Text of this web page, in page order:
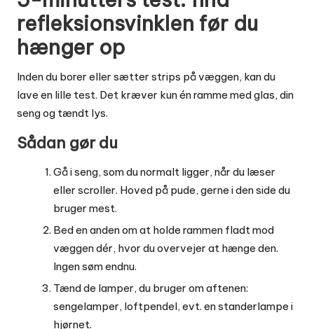
refleksionsvinklen før du
hænger op
Inden du borer eller sætter strips på væggen, kan du
lave en lille test. Det kræver kun én ramme med glas, din
seng og tændt lys.
Sådan gør du
Gå i seng, som du normalt ligger, når du læser
eller scroller. Hoved på pude, gerne i den side du
bruger mest.
Bed en anden om at holde rammen fladt mod
væggen dér, hvor du overvejer at hænge den.
Ingen søm endnu.
Tænd de lamper, du bruger om aftenen:
sengelamper, loftpendel, evt. en standerlampe i
hjørnet.